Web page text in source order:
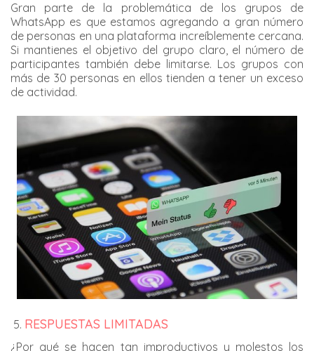
Gran parte de la problemática de los grupos de
WhatsApp es que estamos agregando a gran número
de personas en una plataforma increíblemente cercana.
Si mantienes el objetivo del grupo claro, el número de
participantes también debe limitarse. Los grupos con
más de 30 personas en ellos tienden a tener un exceso
de actividad.
RESPUESTAS LIMITADAS
¿Por qué se hacen tan improductivos y molestos los